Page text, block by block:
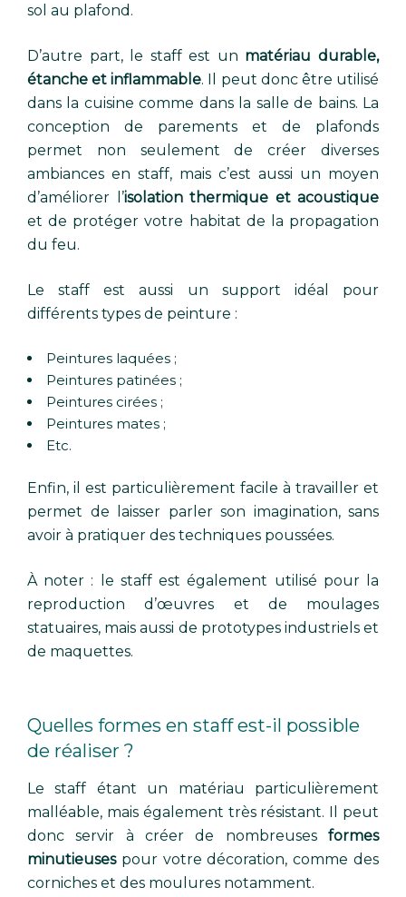
sol au plafond.
D’autre part, le staff est un matériau durable,
étanche et inflammable. Il peut donc être utilisé
dans la cuisine comme dans la salle de bains. La
conception de parements et de plafonds
permet non seulement de créer diverses
ambiances en staff, mais c’est aussi un moyen
d’améliorer l’isolation thermique et acoustique
et de protéger votre habitat de la propagation
du feu.
Le staff est aussi un support idéal pour
différents types de peinture :
Peintures laquées ;
Peintures patinées ;
Peintures cirées ;
Peintures mates ;
Etc.
Enfin, il est particulièrement facile à travailler et
permet de laisser parler son imagination, sans
avoir à pratiquer des techniques poussées.
À noter : le staff est également utilisé pour la
reproduction d’œuvres et de moulages
statuaires, mais aussi de prototypes industriels et
de maquettes.
Quelles formes en staff est-il possible
de réaliser ?
Le staff étant un matériau particulièrement
malléable, mais également très résistant. Il peut
donc servir à créer de nombreuses formes
minutieusespour votre décoration, comme des
corniches et des moulures notamment.